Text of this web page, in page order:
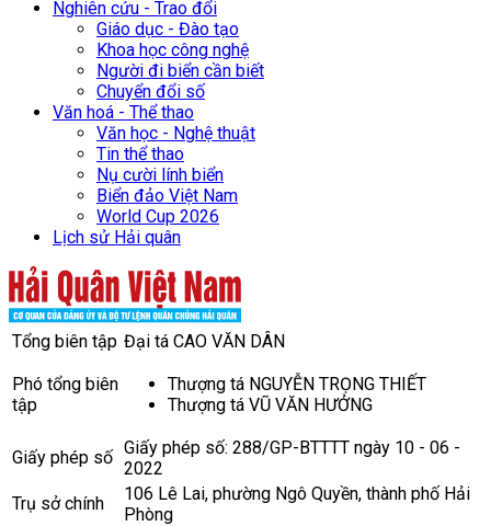
Nghiên cứu - Trao đổi
Giáo dục - Đào tạo
Khoa học công nghệ
Người đi biển cần biết
Chuyển đổi số
Văn hoá - Thể thao
Văn học - Nghệ thuật
Tin thể thao
Nụ cười lính biển
Biển đảo Việt Nam
World Cup 2026
Lịch sử Hải quân
Tổng biên tập Đại tá CAO VĂN DÂN
Phó tổng biên
tập
Thượng tá NGUYỄN TRỌNG THIẾT
Thượng tá VŨ VĂN HƯỞNG
Giấy phép số Giấy phép số: 288/GP-BTTTT ngày 10 - 06 -
2022
Trụ sở chính
106 Lê Lai, phường Ngô Quyền, thành phố Hải
Phòng